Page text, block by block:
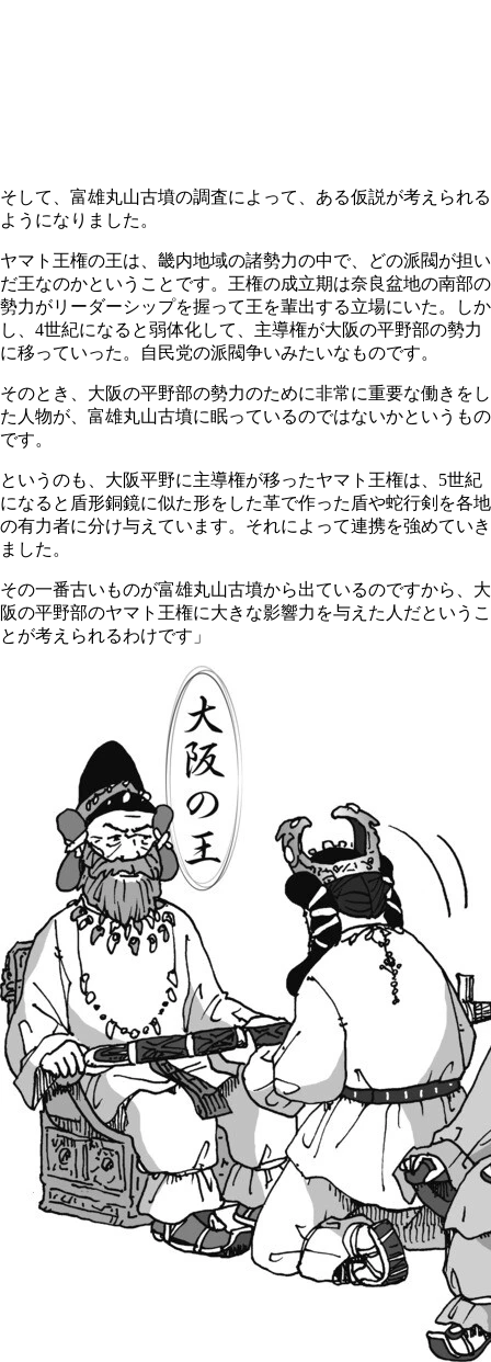
そして、富雄丸山古墳の調査によって、ある仮説が考えられる
ようになりました。
ヤマト王権の王は、畿内地域の諸勢力の中で、どの派閥が担い
だ王なのかということです。王権の成立期は奈良盆地の南部の
勢力がリーダーシップを握って王を輩出する立場にいた。しか
し、4世紀になると弱体化して、主導権が大阪の平野部の勢力
に移っていった。自民党の派閥争いみたいなものです。
そのとき、大阪の平野部の勢力のために非常に重要な働きをし
た人物が、富雄丸山古墳に眠っているのではないかというもの
です。
というのも、大阪平野に主導権が移ったヤマト王権は、5世紀
になると盾形銅鏡に似た形をした革で作った盾や蛇行剣を各地
の有力者に分け与えています。それによって連携を強めていき
ました。
その一番古いものが富雄丸山古墳から出ているのですから、大
阪の平野部のヤマト王権に大きな影響力を与えた人だというこ
とが考えられるわけです」